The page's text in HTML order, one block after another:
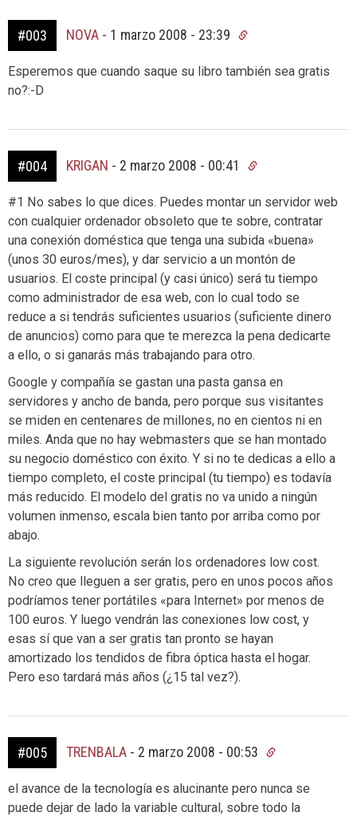
#003 NOVA - 1 marzo 2008 - 23:39
Esperemos que cuando saque su libro también sea gratis
no?:-D
#004 KRIGAN - 2 marzo 2008 - 00:41
#1 No sabes lo que dices. Puedes montar un servidor web
con cualquier ordenador obsoleto que te sobre, contratar
una conexión doméstica que tenga una subida «buena»
(unos 30 euros/mes), y dar servicio a un montón de
usuarios. El coste principal (y casi único) será tu tiempo
como administrador de esa web, con lo cual todo se
reduce a si tendrás suficientes usuarios (suficiente dinero
de anuncios) como para que te merezca la pena dedicarte
a ello, o si ganarás más trabajando para otro.
Google y compañía se gastan una pasta gansa en
servidores y ancho de banda, pero porque sus visitantes
se miden en centenares de millones, no en cientos ni en
miles. Anda que no hay webmasters que se han montado
su negocio doméstico con éxito. Y si no te dedicas a ello a
tiempo completo, el coste principal (tu tiempo) es todavía
más reducido. El modelo del gratis no va unido a ningún
volumen inmenso, escala bien tanto por arriba como por
abajo.
La siguiente revolución serán los ordenadores low cost.
No creo que lleguen a ser gratis, pero en unos pocos años
podríamos tener portátiles «para Internet» por menos de
100 euros. Y luego vendrán las conexiones low cost, y
esas sí que van a ser gratis tan pronto se hayan
amortizado los tendidos de fibra óptica hasta el hogar.
Pero eso tardará más años (¿15 tal vez?).
#005 TRENBALA - 2 marzo 2008 - 00:53
el avance de la tecnología es alucinante pero nunca se
puede dejar de lado la variable cultural, sobre todo la